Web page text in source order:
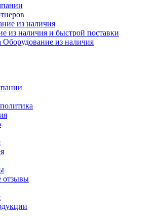
из наличия и быстрой поставки
отзывы